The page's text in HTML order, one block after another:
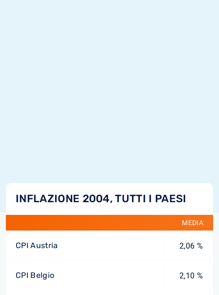
INFLAZIONE 2004, TUTTI I PAESI
MEDIA
CPI Austria 2,06 %
CPI Belgio 2,10 %